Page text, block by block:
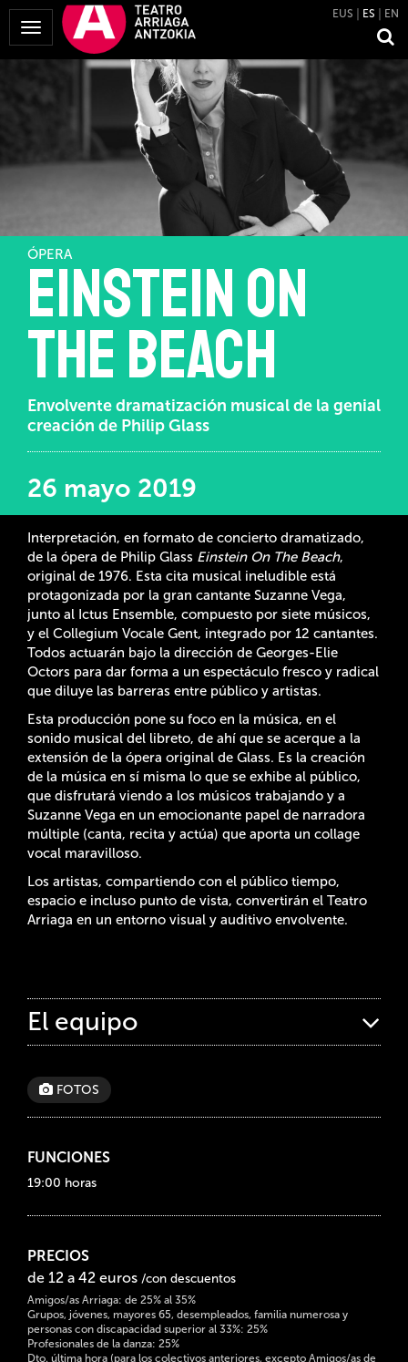
Mostrar
Menú
EUS ES EN
ÓPERA
Einstein on
the beach
Envolvente dramatización musical de la genial
creación de Philip Glass
26 mayo 2019
Interpretación, en formato de concierto dramatizado,
de la ópera de Philip Glass Einstein On The Beach,
original de 1976. Esta cita musical ineludible está
protagonizada por la gran cantante Suzanne Vega,
junto al Ictus Ensemble, compuesto por siete músicos,
y el Collegium Vocale Gent, integrado por 12 cantantes.
Todos actuarán bajo la dirección de Georges-Elie
Octors para dar forma a un espectáculo fresco y radical
que diluye las barreras entre público y artistas.
Esta producción pone su foco en la música, en el
sonido musical del libreto, de ahí que se acerque a la
extensión de la ópera original de Glass. Es la creación
de la música en sí misma lo que se exhibe al público,
que disfrutará viendo a los músicos trabajando y a
Suzanne Vega en un emocionante papel de narradora
múltiple (canta, recita y actúa) que aporta un collage
vocal maravilloso.
Los artistas, compartiendo con el público tiempo,
espacio e incluso punto de vista, convertirán el Teatro
Arriaga en un entorno visual y auditivo envolvente.
El equipo
FOTOS
FUNCIONES
19:00 horas
PRECIOS
de 12 a 42 euros /con descuentos
Amigos/as Arriaga: de 25% al 35%
Grupos, jóvenes, mayores 65, desempleados, familia numerosa y
personas con discapacidad superior al 33%: 25%
Profesionales de la danza: 25%
Dto. última hora (para los colectivos anteriores, excepto Amigos/as de